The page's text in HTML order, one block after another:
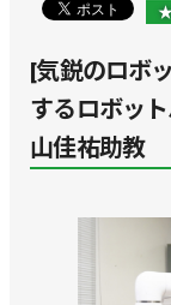
★
[気鋭のロボ
するロボッ
山佳祐助教